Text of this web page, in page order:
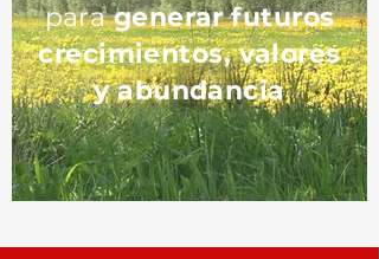
paragenerar futuros
crecimientos, valores
y abundancia